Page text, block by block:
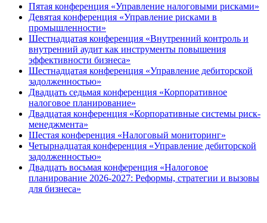
Пятая конференция «Управление налоговыми рисками»
Девятая конференция «Управление рисками в
промышленности»
Шестнадцатая конференция «Внутренний контроль и
внутренний аудит как инструменты повышения
эффективности бизнеса»
Шестнадцатая конференция «Управление дебиторской
задолженностью»
Двадцать седьмая конференция «Корпоративное
налоговое планирование»
Двадцатая конференция «Корпоративные системы риск-
менеджмента»
Шестая конференция «Налоговый мониторинг»
Четырнадцатая конференция «Управление дебиторской
задолженностью»
Двадцать восьмая конференция «Налоговое
планирование 2026-2027: Реформы, стратегии и вызовы
для бизнеса»